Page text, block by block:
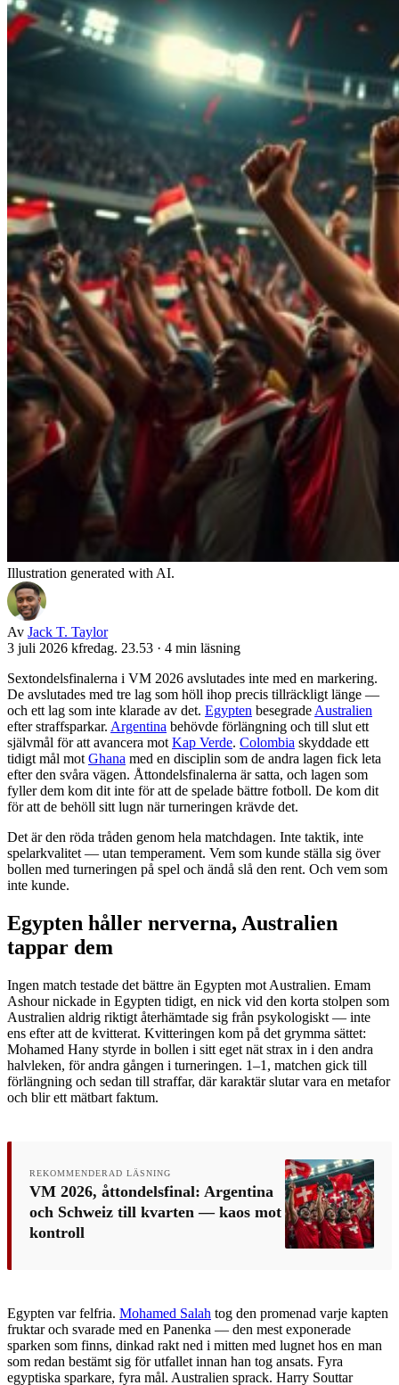
Illustration generated with AI.
Av Jack T. Taylor
3 juli 2026 kfredag. 23.53 · 4 min läsning
Sextondelsfinalerna i VM 2026 avslutades inte med en markering.
De avslutades med tre lag som höll ihop precis tillräckligt länge —
och ett lag som inte klarade av det. Egypten besegrade Australien
efter straffsparkar. Argentina behövde förlängning och till slut ett
självmål för att avancera mot Kap Verde. Colombia skyddade ett
tidigt mål mot Ghana med en disciplin som de andra lagen fick leta
efter den svåra vägen. Åttondelsfinalerna är satta, och lagen som
fyller dem kom dit inte för att de spelade bättre fotboll. De kom dit
för att de behöll sitt lugn när turneringen krävde det.
Det är den röda tråden genom hela matchdagen. Inte taktik, inte
spelarkvalitet — utan temperament. Vem som kunde ställa sig över
bollen med turneringen på spel och ändå slå den rent. Och vem som
inte kunde.
Egypten håller nerverna, Australien
tappar dem
Ingen match testade det bättre än Egypten mot Australien. Emam
Ashour nickade in Egypten tidigt, en nick vid den korta stolpen som
Australien aldrig riktigt återhämtade sig från psykologiskt — inte
ens efter att de kvitterat. Kvitteringen kom på det grymma sättet:
Mohamed Hany styrde in bollen i sitt eget nät strax in i den andra
halvleken, för andra gången i turneringen. 1–1, matchen gick till
förlängning och sedan till straffar, där karaktär slutar vara en metafor
och blir ett mätbart faktum.
REKOMMENDERAD LÄSNING
VM 2026, åttondelsfinal: Argentina
och Schweiz till kvarten — kaos mot
kontroll
Egypten var felfria. Mohamed Salah tog den promenad varje kapten
fruktar och svarade med en Panenka — den mest exponerade
sparken som finns, dinkad rakt ned i mitten med lugnet hos en man
som redan bestämt sig för utfallet innan han tog ansats. Fyra
egyptiska sparkare, fyra mål. Australien sprack. Harry Souttar